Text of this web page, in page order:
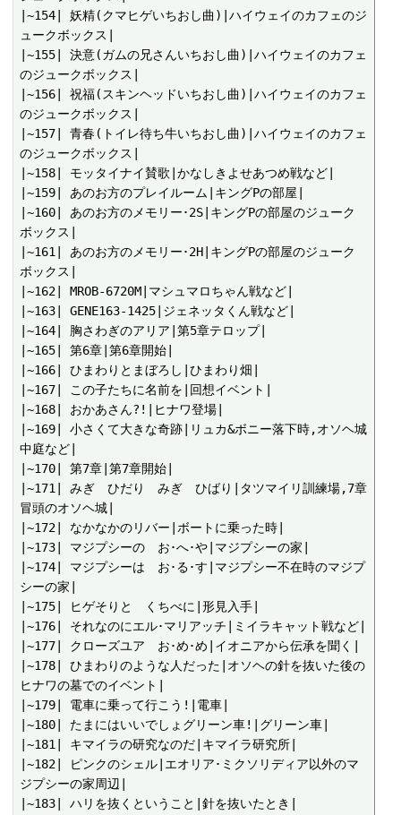
|~154| 妖精(クマヒゲいちおし曲)|ハイウェイのカフェのジ
ュークボックス|
|~155| 決意(ガムの兄さんいちおし曲)|ハイウェイのカフェ
のジュークボックス|
|~156| 祝福(スキンヘッドいちおし曲)|ハイウェイのカフェ
のジュークボックス|
|~157| 青春(トイレ待ち牛いちおし曲)|ハイウェイのカフェ
のジュークボックス|
|~158| モッタイナイ賛歌|かなしきよせあつめ戦など|
|~159| あのお方のプレイルーム|キングPの部屋|
|~160| あのお方のメモリー･2S|キングPの部屋のジューク
ボックス|
|~161| あのお方のメモリー･2H|キングPの部屋のジューク
ボックス|
|~162| MROB-6720M|マシュマロちゃん戦など|
|~163| GENE163-1425|ジェネッタくん戦など|
|~164| 胸さわぎのアリア|第5章テロップ|
|~165| 第6章|第6章開始|
|~166| ひまわりとまぼろし|ひまわり畑|
|~167| この子たちに名前を|回想イベント|
|~168| おかあさん?!|ヒナワ登場|
|~169| 小さくて大きな奇跡|リュカ&ボニー落下時,オソヘ城
中庭など|
|~170| 第7章|第7章開始|
|~171| みぎ　ひだり　みぎ　ひばり|タツマイリ訓練場,7章
冒頭のオソヘ城|
|~172| なかなかのリバー|ボートに乗った時|
|~173| マジプシーの　お･へ･や|マジプシーの家|
|~174| マジプシーは　お･る･す|マジプシー不在時のマジプ
シーの家|
|~175| ヒゲそりと　くちべに|形見入手|
|~176| それなのにエル･マリアッチ|ミイラキャット戦など|
|~177| クローズユア　お･め･め|イオニアから伝承を聞く|
|~178| ひまわりのような人だった|オソヘの針を抜いた後の
ヒナワの墓でのイベント|
|~179| 電車に乗って行こう!|電車|
|~180| たまにはいいでしょグリーン車!|グリーン車|
|~181| キマイラの研究なのだ|キマイラ研究所|
|~182| ピンクのシェル|エオリア･ミクソリディア以外のマ
ジプシーの家周辺|
|~183| ハリを抜くということ|針を抜いたとき|